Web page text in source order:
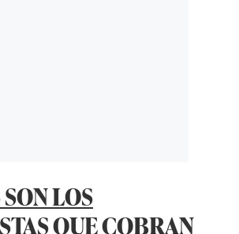
LOS
QUE COBRAN